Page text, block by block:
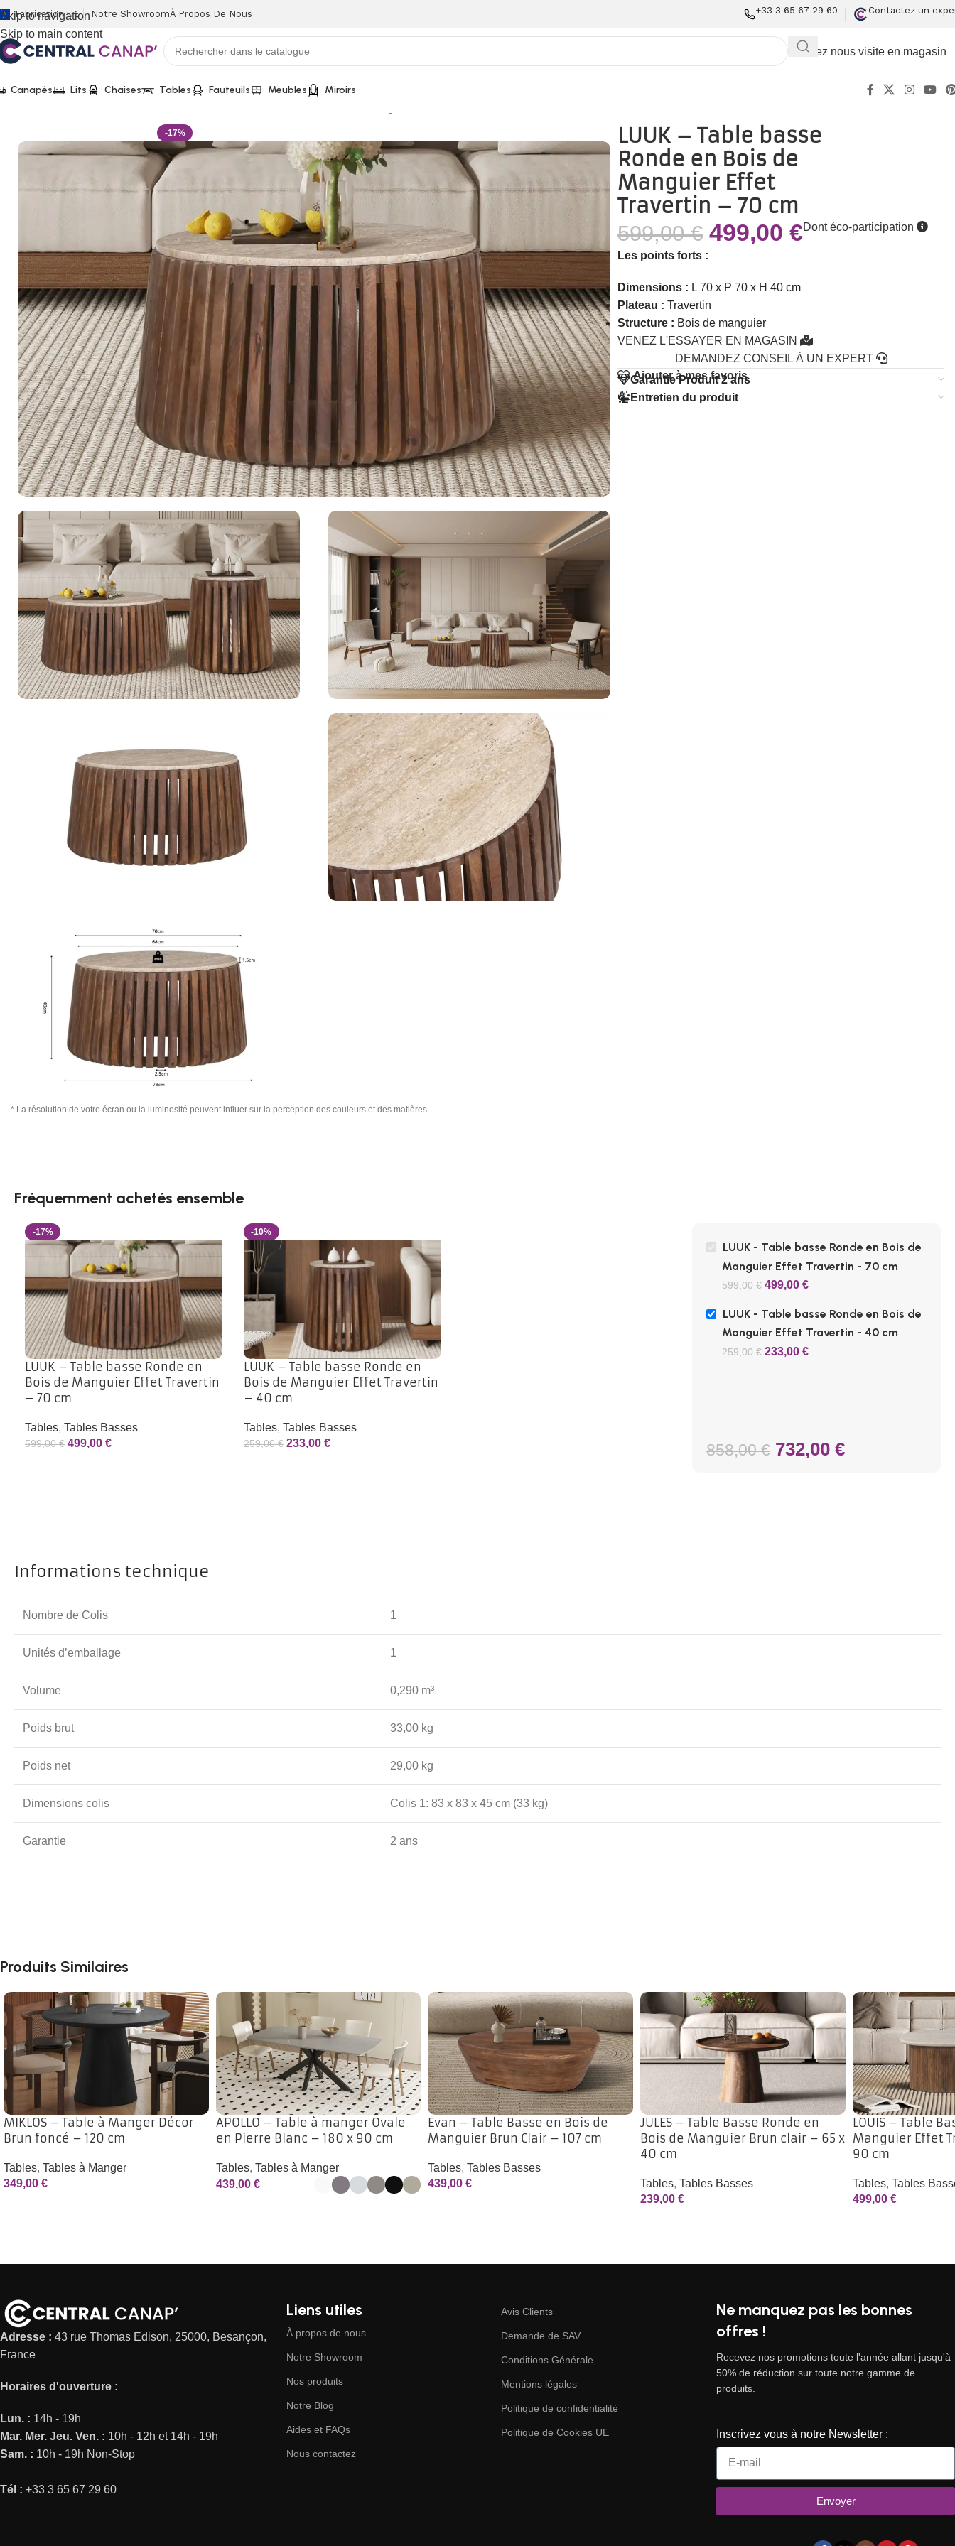
Skip to navigation
Skip to main content
Fabrication UE Notre ShowroomÀ Propos De Nous +33 3 65 67 29 60 Contactez un
Rendez nous visite en magasin
Canapés Lits Chaises Tables Fauteuils Meubles
Miroirs
-17%
* La résolution de votre écran ou la luminosité peuvent influer sur la perception des couleurs et des matières.
LUUK – Table basse
Ronde en Bois de
Manguier Effet
Travertin – 70 cm
599,00€ 499,00€Dont éco-participation
Les points forts :
Dimensions : L 70 x P 70 x H 40 cm
Plateau : Travertin
Structure : Bois de manguier
VENEZ L'ESSAYER EN MAGASIN
DEMANDEZ CONSEIL À UN EXPERT
Ajouter à mes favoris
Garantie Produit 2 ans
Entretien du produit
Fréquemment achetés ensemble
-17%
LUUK – Table basse Ronde en
Bois de Manguier Effet Travertin
– 70 cm
Tables, Tables Basses
599,00€ 499,00 €
-10%
LUUK – Table basse Ronde en
Bois de Manguier Effet Travertin
– 40 cm
Tables, Tables Basses
259,00€ 233,00 €
LUUK - Table basse Ronde en Bois de
Manguier Effet Travertin - 70 cm
599,00€ 499,00 €
LUUK - Table basse Ronde en Bois de
Manguier Effet Travertin - 40 cm
259,00€ 233,00 €
858,00€ 732,00 €
Informations technique
Nombre de Colis 1
Unités d’emballage 1
Volume 0,290 m³
Poids brut 33,00 kg
Poids net 29,00 kg
Dimensions colis Colis 1: 83 x 83 x 45 cm (33 kg)
Garantie 2 ans
Produits Similaires
MIKLOS – Table à Manger Décor
Brun foncé – 120 cm
Tables, Tables à Manger
349,00 €
APOLLO – Table à manger Ovale
en Pierre Blanc – 180 x 90 cm
Tables, Tables à Manger
439,00 €
Evan – Table Basse en Bois de
Manguier Brun Clair – 107 cm
Tables, Tables Basses
439,00€
JULES – Table Basse Ronde en
Bois de Manguier Brun clair – 65 x
40 cm
Tables, Tables Basses
239,00 €
LOUIS – Table
Manguier Effet
90 cm
Tables, Tables
499,00 €
Adresse : 43 rue Thomas Edison, 25000, Besançon,
France
Horaires d'ouverture :
Lun. : 14h - 19h
Mar. Mer. Jeu. Ven. : 10h - 12h et 14h - 19h
Sam. : 10h - 19h Non-Stop
Tél : +33 3 65 67 29 60
Liens utiles
À propos de nous
Notre Showroom
Nos produits
Notre Blog
Aides et FAQs
Nous contactez
Avis Clients
Demande de SAV
Conditions Générale
Mentions légales
Politique de confidentialité
Politique de Cookies UE
Ne manquez pas les bonnes
offres !
Recevez nos promotions toute l'année allant jusqu'à
50% de réduction sur toute notre gamme de
produits.
Inscrivez vous à notre Newsletter :
Envoyer